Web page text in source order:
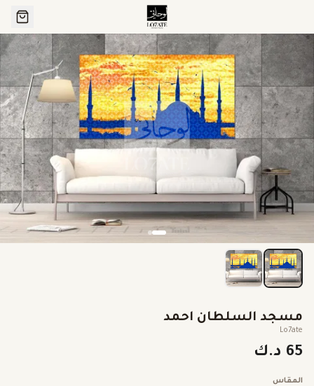
مسجد السلطان احمد
Lo7ate
65 د.ك
المقاس